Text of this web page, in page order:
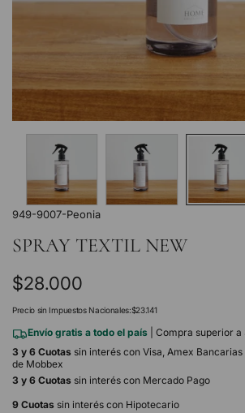
949-9007-Peonia
SPRAY TEXTIL NEW
Precio
regular
$28.000
Precio sin Impuestos Nacionales:$23.141
Envío gratis a todo el país
| Compra superior
3 y 6 Cuotas sin interés con Visa, Amex
de Mobbex
3 y 6 Cuotas sin interés con Mercado Pago
9 Cuotas sin interés con Hipotecario